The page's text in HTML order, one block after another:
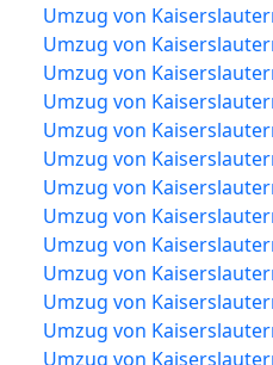
Umzug von
Umzug von
Umzug von
Umzug von
Umzug von
Umzug von
Umzug von
Umzug von
Umzug von
Umzug von
Umzug von
Umzug von
Umzug von